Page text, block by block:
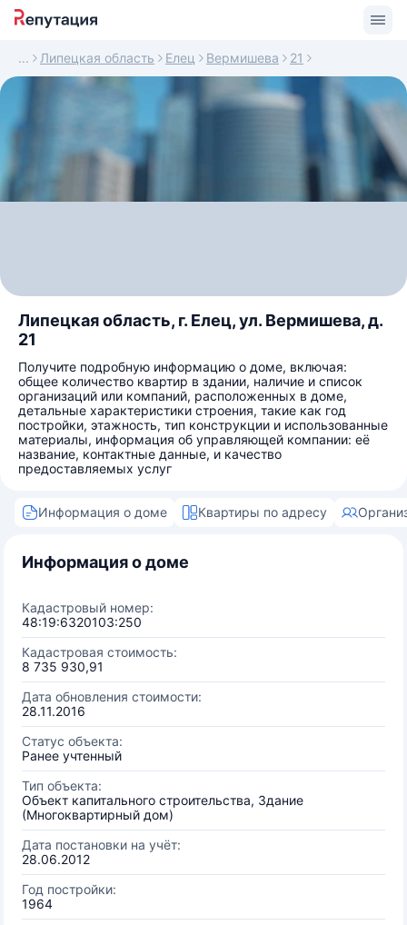
Липецкая область Елец Вермишева 21
Липецкая область, г. Елец, ул. Вермишева, д.
21
Получите подробную информацию о доме, включая:
общее количество квартир в здании, наличие и список
организаций или компаний, расположенных в доме,
детальные характеристики строения, такие как год
постройки, этажность, тип конструкции и использованные
материалы, информация об управляющей компании: её
название, контактные данные, и качество
предоставляемых услуг
Информация о доме Квартиры по адресу
Информация о доме
Кадастровый номер:
48:19:6320103:250
Кадастровая стоимость:
8 735 930,91
Дата обновления стоимости:
28.11.2016
Статус объекта:
Ранее учтенный
Тип объекта:
Объект капитального строительства, Здание
(Многоквартирный дом)
Дата постановки на учёт:
28.06.2012
Год постройки:
1964